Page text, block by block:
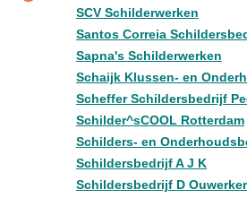
SCV Schilderwerken
Santos Correia
Sapna's Schilderwerken
Schaijk Klussen- en
Scheffer Schildersbedrijf
Schilder^sCOOL Rotterdam
Schilders- en
Schildersbedrijf A J K
Schildersbedrijf D